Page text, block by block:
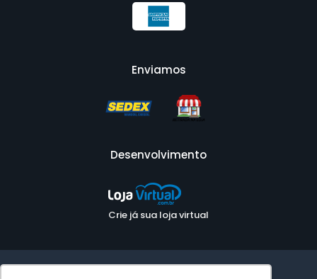
Enviamos
Desenvolvimento
Crie já sua loja virtual